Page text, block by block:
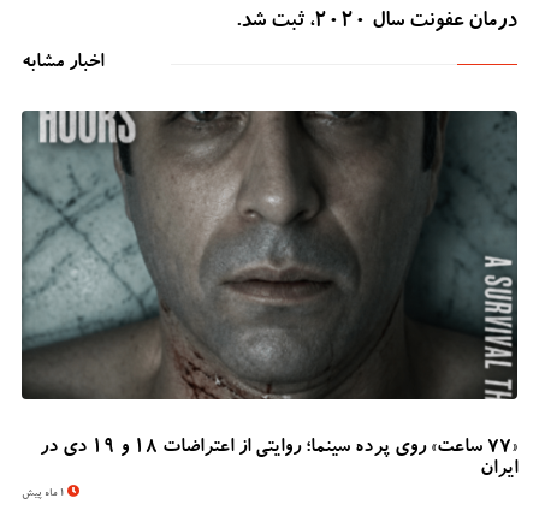
درمان عفونت سال 2020، ثبت شد.
اخبار مشابه
«۷۷ ساعت» روی پرده سینما؛ روایتی از اعتراضات ۱۸ و ۱۹ دی در
ایران